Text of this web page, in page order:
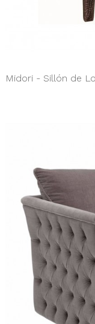
Midori - Sillón de